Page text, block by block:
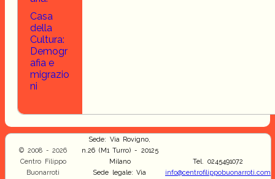
Casa
della
Cultura:
Demogr
afia e
migrazio
ni
© 2008 - 2026
Centro Filippo
Buonarroti
Sede: Via Rovigno,
n.26 (M1 Turro) - 20125
Milano
Sede legale: Via
Tel. 0245491072
info@centrofilippobuonarroti.com